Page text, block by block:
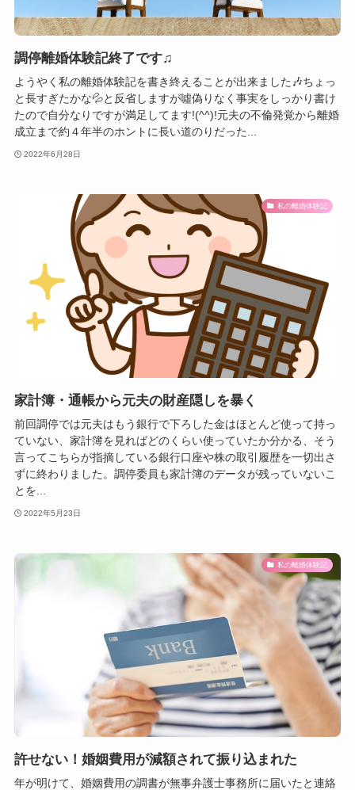
調停離婚体験記終了です♫
ようやく私の離婚体験記を書き終えることが出来ました🎶ちょっ
と長すぎたかな💦と反省しますが噓偽りなく事実をしっかり書け
たので自分なりですが満足してます!(^^)!元夫の不倫発覚から離婚
成立まで約４年半のホントに長い道のりだった...
2022年6月28日
私の離婚体験記
家計簿・通帳から元夫の財産隠しを暴く
前回調停では元夫はもう銀行で下ろした金はほとんど使って持っ
ていない、家計簿を見ればどのくらい使っていたか分かる、そう
言ってこちらが指摘している銀行口座や株の取引履歴を一切出さ
ずに終わりました。調停委員も家計簿のデータが残っていないこ
とを...
2022年5月23日
私の離婚体験記
許せない！婚姻費用が減額されて振り込まれた
年が明けて、婚姻費用の調書が無事弁護士事務所に届いたと連絡